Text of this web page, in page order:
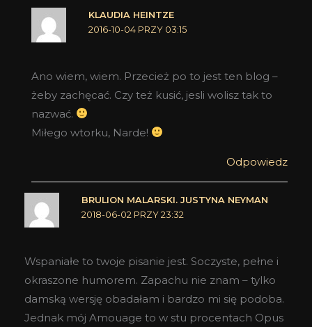
KLAUDIA HEINTZE
2016-10-04 PRZY 03:15
Ano wiem, wiem. Przecież po to jest ten blog –
żeby zachęcać. Czy też kusić, jesli wolisz tak to
nazwać.
Miłego wtorku, Narde!
Odpowiedz
BRULION MALARSKI. JUSTYNA NEYMAN
2018-06-02 PRZY 23:32
Wspaniałe to twoje pisanie jest. Soczyste, pełne i
okraszone humorem. Zapachu nie znam – tylko
damską wersję obadałam i bardzo mi się podoba.
Jednak mój Amouage to w stu procentach Opus